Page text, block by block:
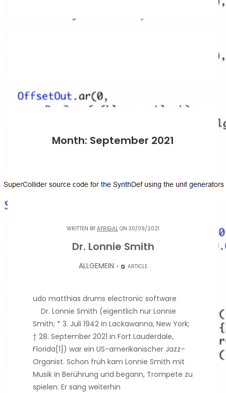
Month: September 2021
WRITTEN BY AFRIGAL ON 30/09/2021
Dr. Lonnie Smith
ALLGEMEIN ARTICLE
udo matthias drums electronic software
Dr. Lonnie Smith (eigentlich nur Lonnie
Smith; * 3. Juli 1942 in Lackawanna, New York;
† 28. September 2021 in Fort Lauderdale,
Florida[1]) war ein US-amerikanischer Jazz–
Organist. Schon früh kam Lonnie Smith mit
Musik in Berührung und begann, Trompete zu
spielen. Er sang weiterhin